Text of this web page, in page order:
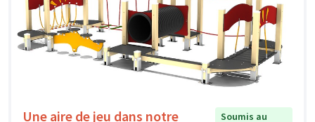
Une aire de jeu dans notre
Soumis au